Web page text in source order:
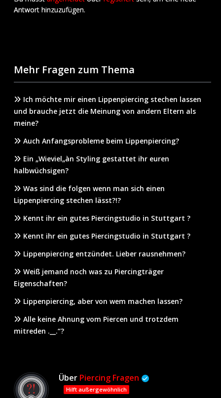
Antwort hinzuzufügen.
Mehr Fragen zum Thema
Ich möchte mir einen Lippenpiercing stechen lassen
und brauche jetzt die Meinung von andern Eltern als
meine?
Auch Anfangsprobleme beim Lippenpiercing?
Ein „Wieviel„àn Styling gestattet ihr euren
halbwüchsigen?
Was sind die folgen wenn man sich einen
Lippenpiercing stechen lässt?!?
Kennt ihr ein gutes Piercingstudio in Stuttgart ?
Kennt ihr ein gutes Piercingstudio in Stuttgart ?
Lippenpiercing entzündet. Lieber rausnehmen?
Weiß jemand noch was zu Piercingträger
Eigenschaften?
Lippenpiercing, aber von wem machen lassen?
Alle keine Ahnung vom Piercen und trotzdem
mitreden .__.“?
Über Piercing Fragen
Hilft außergewöhnlich